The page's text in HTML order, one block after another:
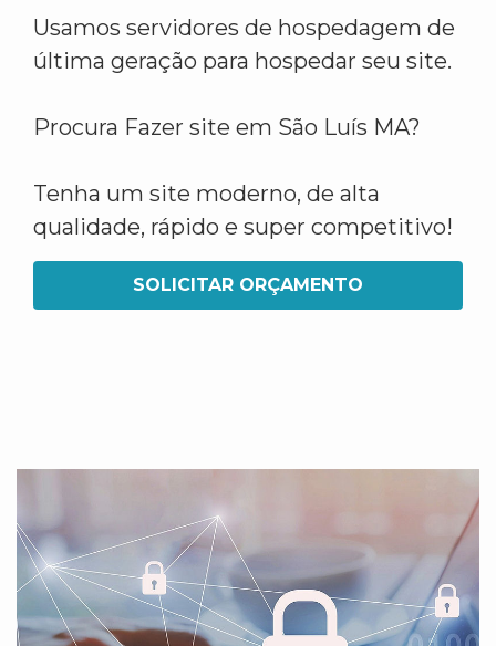
Usamos servidores de hospedagem de
última geração para hospedar seu site.
Procura Fazer site em São Luís MA?
Tenha um site moderno, de alta
qualidade, rápido e super competitivo!
SOLICITAR ORÇAMENTO